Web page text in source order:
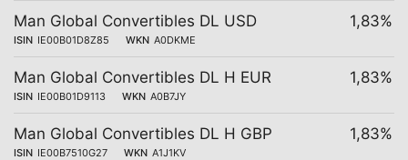
Man Global Convertibles DL USD
ISIN IE00B01D8Z85 WKN A0DKME
1,83%
Man Global Convertibles DL H EUR
ISIN IE00B01D9113 WKN A0B7JY
1,83%
Man Global Convertibles DL H GBP
ISIN IE00B7510G27 WKN A1J1KV
1,83%